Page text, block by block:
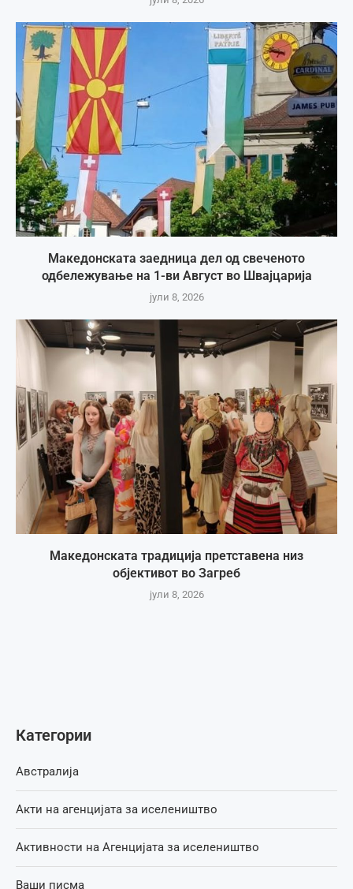
Македонската заедница дел од свеченото
одбележување на 1-ви Август во Швајцарија
јули 8, 2026
Македонската традиција претставена низ
објективот во Загреб
јули 8, 2026
Категории
Австралија
Акти на агенцијата за иселеништво
Активности на Агенцијата за иселеништво
Ваши писма